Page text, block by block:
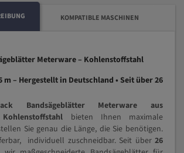
KOMPATIBLE MASCHINEN
Meterware – Kohlenstoffstahl
m – Hergestellt in Deutschland • Seit über 26
Bandsägeblätter Meterware aus
bieten Ihnen maximale
Sie genau die Länge, die Sie benötigen.
individuell zuschneidbar. Seit über26